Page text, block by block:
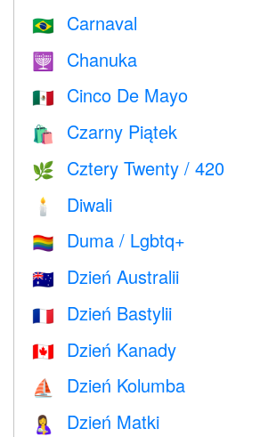
🇧🇷 Carnaval
🕎 Chanuka
🇲🇽 Cinco De Mayo
🛍 Czarny Piątek
🌿 Cztery Twenty / 420
🕯 Diwali
🏳️‍🌈 Duma / Lgbtq+
🇦🇺 Dzień Australii
🇫🇷 Dzień Bastylii
🇨🇦 Dzień Kanady
⛵️ Dzień Kolumba
🤱 Dzień Matki